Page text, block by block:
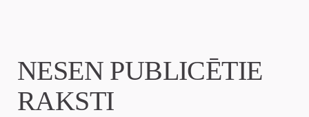
NESEN PUBLICĒTIE
RAKSTI